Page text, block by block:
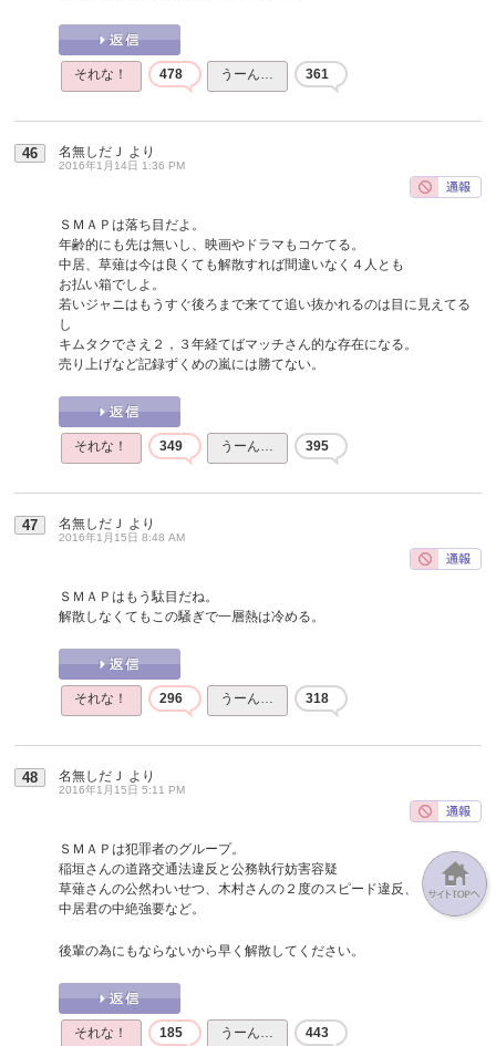
それな！ 478 うーん… 361
46 名無しだＪ より
2016年1月14日 1:36 PM
ＳＭＡＰは落ち目だよ。
年齢的にも先は無いし、映画やドラマもコケてる。
中居、草薙は今は良くても解散すれば間違いなく４人とも
お払い箱でしよ。
若いジャニはもうすぐ後ろまで来てて追い抜かれるのは目に見えてる
し
キムタクでさえ２，３年経てばマッチさん的な存在になる。
売り上げなど記録ずくめの嵐には勝てない。
それな！ 349 うーん… 395
47 名無しだＪ より
2016年1月15日 8:48 AM
ＳＭＡＰはもう駄目だね。
解散しなくてもこの騒ぎで一層熱は冷める。
それな！ 296 うーん… 318
48 名無しだＪ より
2016年1月15日 5:11 PM
ＳＭＡＰは犯罪者のグループ。
稲垣さんの道路交通法違反と公務執行妨害容疑
草薙さんの公然わいせつ、木村さんの２度のスピード違反、
中居君の中絶強要など。
後輩の為にもならないから早く解散してください。
それな！ 185 うーん… 443